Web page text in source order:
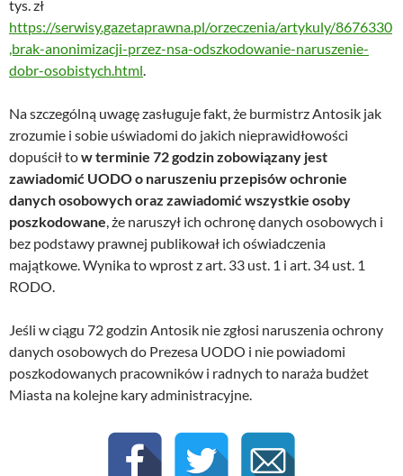
tys. zł
https://serwisy.gazetaprawna.pl/orzeczenia/artykuly/8676330
,brak-anonimizacji-przez-nsa-odszkodowanie-naruszenie-
dobr-osobistych.html.
Na szczególną uwagę zasługuje fakt, że burmistrz Antosik jak
zrozumie i sobie uświadomi do jakich nieprawidłowości
dopuścił tow terminie 72 godzin zobowiązany jest
zawiadomić UODO o naruszeniu przepisów ochronie
danych osobowych oraz zawiadomić wszystkie osoby
poszkodowane, że naruszył ich ochronę danych osobowych i
bez podstawy prawnej publikował ich oświadczenia
majątkowe. Wynika to wprost z art. 33 ust. 1 i art. 34 ust. 1
RODO.
Jeśli w ciągu 72 godzin Antosik nie zgłosi naruszenia ochrony
danych osobowych do Prezesa UODO i nie powiadomi
poszkodowanych pracowników i radnych to naraża budżet
Miasta na kolejne kary administracyjne.